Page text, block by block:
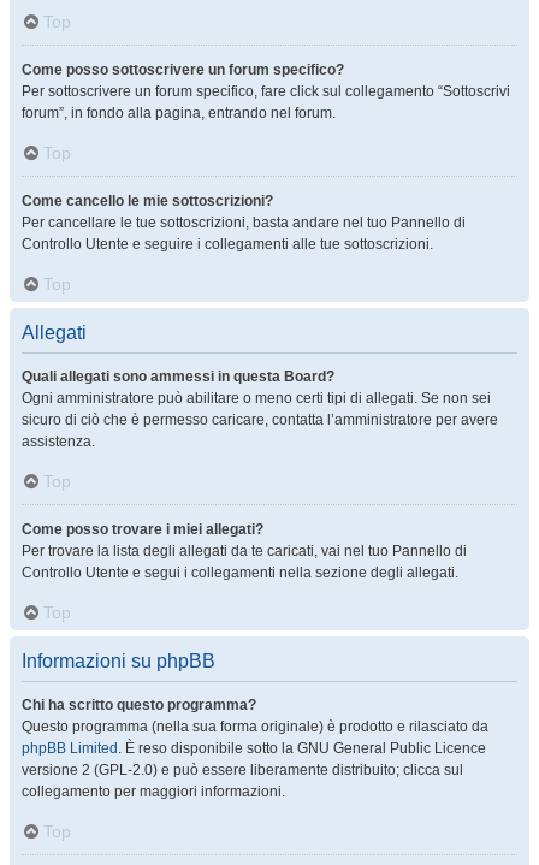
Top
Come posso sottoscrivere un forum specifico?
Per sottoscrivere un forum specifico, fare click sul collegamento “Sottoscrivi
forum”, in fondo alla pagina, entrando nel forum.
Top
Come cancello le mie sottoscrizioni?
Per cancellare le tue sottoscrizioni, basta andare nel tuo Pannello di
Controllo Utente e seguire i collegamenti alle tue sottoscrizioni.
Top
Allegati
Quali allegati sono ammessi in questa Board?
Ogni amministratore può abilitare o meno certi tipi di allegati. Se non sei
sicuro di ciò che è permesso caricare, contatta l’amministratore per avere
assistenza.
Top
Come posso trovare i miei allegati?
Per trovare la lista degli allegati da te caricati, vai nel tuo Pannello di
Controllo Utente e segui i collegamenti nella sezione degli allegati.
Top
Informazioni su phpBB
Chi ha scritto questo programma?
Questo programma (nella sua forma originale) è prodotto e rilasciato da
phpBB Limited . È reso disponibile sotto la GNU General Public Licence
versione 2 (GPL-2.0) e può essere liberamente distribuito; clicca sul
collegamento per maggiori informazioni.
Top